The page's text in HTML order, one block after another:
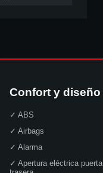
Confort y diseño
✓ ABS
✓ Airbags
✓ Alarma
✓ Apertura eléctrica puerta